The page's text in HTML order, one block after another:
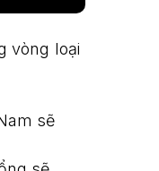
vòng loại
sẽ